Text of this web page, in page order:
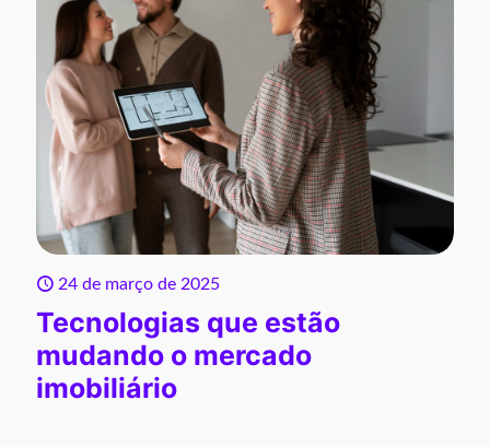
24 de março de 2025
Tecnologias que estão
mudando o mercado
imobiliário